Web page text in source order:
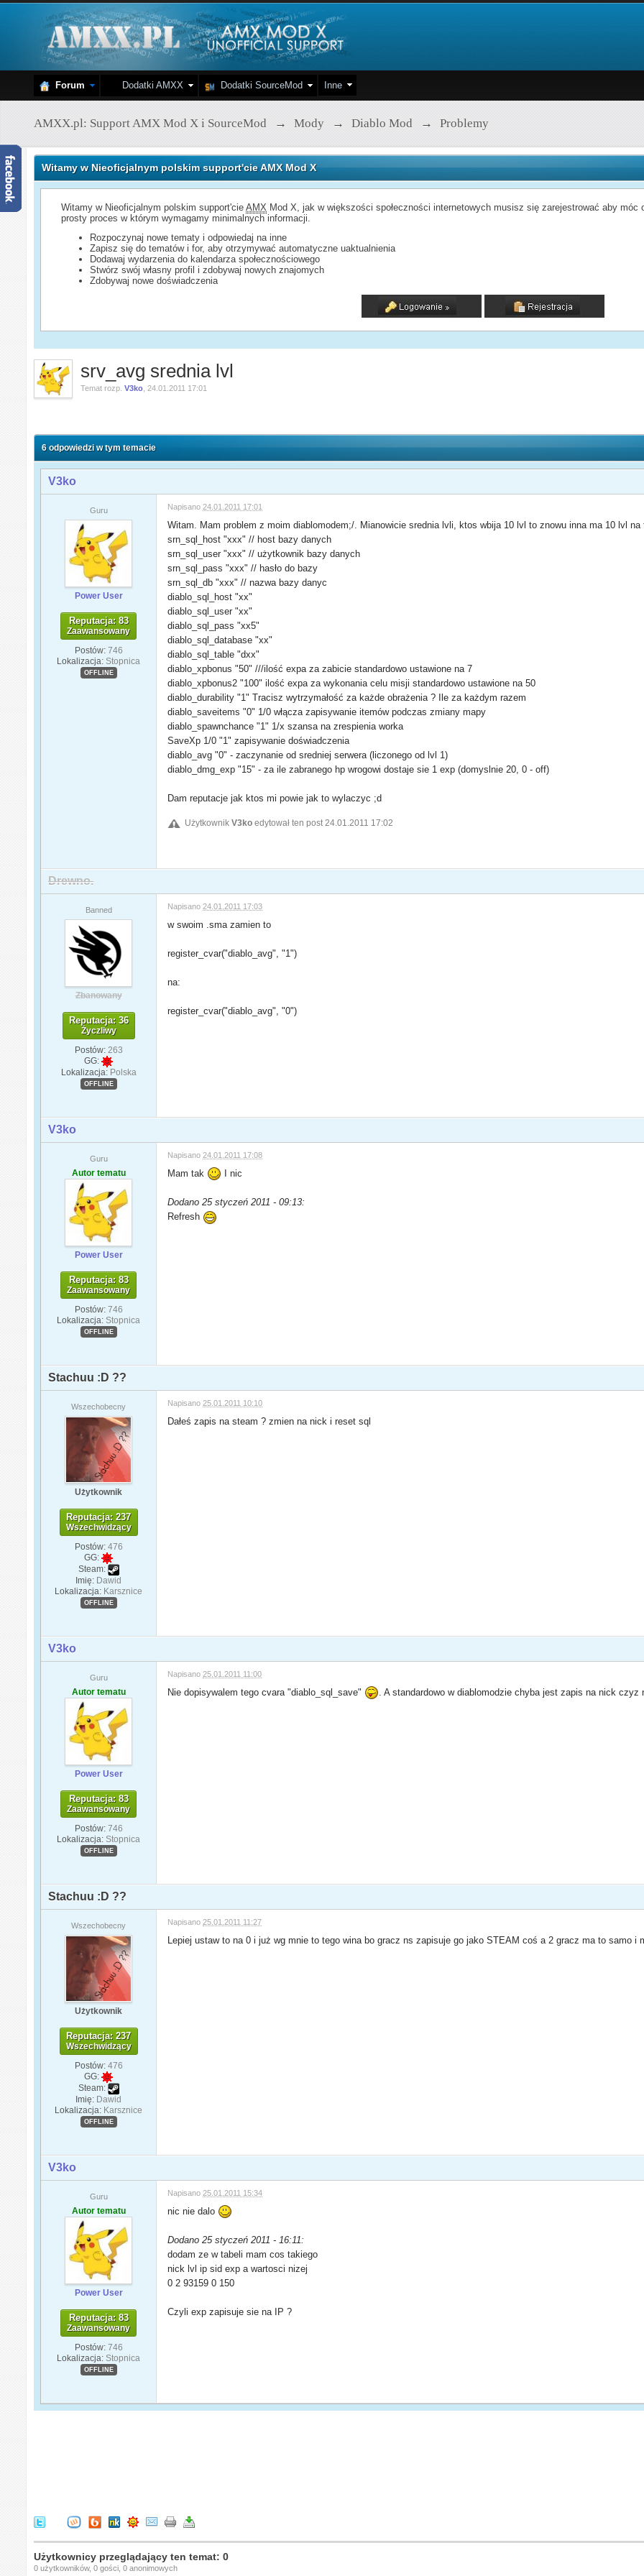
Forum Dodatki AMXX Dodatki SourceMod Inne
AMXX.pl: Support AMX Mod X i SourceMod → Mody → Diablo Mod → Problemy
Witamy w Nieoficjalnym polskim support'cie AMX Mod X
Witamy w Nieoficjalnym polskim support'cieAMX Mod X, jak w większości społeczności internetowych musisz się zarejestrować aby
prosty proces w którym wymagamy minimalnych informacji.
Rozpoczynaj nowe tematy i odpowiedaj na inne
Zapisz się do tematów i for, aby otrzymywać automatyczne uaktualnienia
Dodawaj wydarzenia do kalendarza społecznościowego
Stwórz swój własny profil i zdobywaj nowych znajomych
Zdobywaj nowe doświadczenia
srv_avg srednia lvl
Temat rozp.V3ko 24.01.2011 17:01
6 odpowiedzi w tym temacie
V3ko
Guru
Power User
Reputacja: 83
Zaawansowany
Postów: 746
Lokalizacja: Stopnica
OFFLINE
Napisano 24.01.2011 17:01
Witam. Mam problem z moim diablomodem;/. Mianowicie srednia lvli, ktos wbija 10 lvl to znowu inna ma 10 lvl
srn_sql_host "xxx" // host bazy danych
srn_sql_user "xxx" // użytkownik bazy danych
srn_sql_pass "xxx" // hasło do bazy
srn_sql_db "xxx" // nazwa bazy danyc
diablo_sql_host "xx"
diablo_sql_user "xx"
diablo_sql_pass "xx5"
diablo_sql_database "xx"
diablo_sql_table "dxx"
diablo_xpbonus "50" ///ilość expa za zabicie standardowo ustawione na 7
diablo_xpbonus2 "100" ilość expa za wykonania celu misji standardowo ustawione na 50
diablo_durability "1" Tracisz wytrzymałość za każde obrażenia ? Ile za każdym razem
diablo_saveitems "0" 1/0 włącza zapisywanie itemów podczas zmiany mapy
diablo_spawnchance "1" 1/x szansa na zrespienia worka
SaveXp 1/0 "1" zapisywanie doświadczenia
diablo_avg "0" - zaczynanie od sredniej serwera (liczonego od lvl 1)
diablo_dmg_exp "15" - za ile zabranego hp wrogowi dostaje sie 1 exp (domyslnie 20, 0 - off)
Dam reputacje jak ktos mi powie jak to wylaczyc ;d
UżytkownikV3ko edytował ten post 24.01.2011 17:02
Drewno.
Banned
Zbanowany
Reputacja: 36
Życzliwy
Postów: 263
GG:
Lokalizacja: Polska
OFFLINE
Napisano 24.01.2011 17:03
w swoim .sma zamien to
register_cvar("diablo_avg", "1")
na:
register_cvar("diablo_avg", "0")
V3ko
Guru
Autor tematu
Power User
Reputacja: 83
Zaawansowany
Postów: 746
Lokalizacja: Stopnica
OFFLINE
Napisano 24.01.2011 17:08
Mam tak I nic
Dodano 25 styczeń 2011 - 09:13:
Refresh
Stachuu :D ??
Wszechobecny
Użytkownik
Reputacja: 237
Wszechwidzący
Postów: 476
GG:
Steam:
Imię: Dawid
Lokalizacja: Karsznice
OFFLINE
Napisano 25.01.2011 10:10
Dałeś zapis na steam ? zmien na nick i reset sql
V3ko
Guru
Autor tematu
Power User
Reputacja: 83
Zaawansowany
Postów: 746
Lokalizacja: Stopnica
OFFLINE
Napisano 25.01.2011 11:00
Nie dopisywalem tego cvara "diablo_sql_save" . A standardowo w diablomodzie chyba jest zapis na nick czyz
Stachuu :D ??
Wszechobecny
Użytkownik
Reputacja: 237
Wszechwidzący
Postów: 476
GG:
Steam:
Imię: Dawid
Lokalizacja: Karsznice
OFFLINE
Napisano 25.01.2011 11:27
Lepiej ustaw to na 0 i już wg mnie to tego wina bo gracz ns zapisuje go jako STEAM coś a 2 gracz ma to samo i
V3ko
Guru
Autor tematu
Power User
Reputacja: 83
Zaawansowany
Postów: 746
Lokalizacja: Stopnica
OFFLINE
Napisano 25.01.2011 15:34
nic nie dalo
Dodano 25 styczeń 2011 - 16:11:
dodam ze w tabeli mam cos takiego
nick lvl ip sid exp a wartosci nizej
0 2 93159 0 150
Czyli exp zapisuje sie na IP ?
Użytkownicy przeglądający ten temat: 0
0 użytkowników, 0 gości, 0 anonimowych